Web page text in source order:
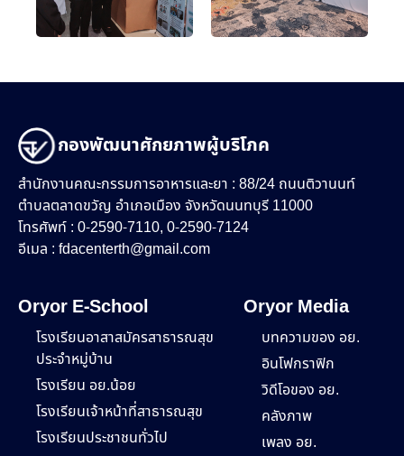
กองพัฒนาศักยภาพผู้บริโภค
สำนักงานคณะกรรมการอาหารและยา : 88/24 ถนนติวานนท์
ตำบลตลาดขวัญ อำเภอเมือง จังหวัดนนทบุรี 11000
โทรศัพท์ : 0-2590-7110, 0-2590-7124
อีเมล : fdacenterth@gmail.com
Oryor E-School
โรงเรียนอาสาสมัครสาธารณสุข
ประจำหมู่บ้าน
โรงเรียน อย.น้อย
โรงเรียนเจ้าหน้าที่สาธารณสุข
โรงเรียนประชาชนทั่วไป
Oryor Media
บทความของ อย.
อินโฟกราฟิก
วิดีโอของ อย.
คลังภาพ
เพลง อย.